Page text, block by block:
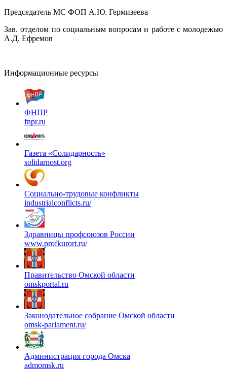
Председатель МС ФОП А.Ю. Гермизеева
Зав. отделом по социальным вопросам и работе с молодежью
А.Д. Ефремов
Информационные ресурсы
ФНПР
fnpr.ru
Газета «Солидарность»
solidarnost.org
Социально-трудовые конфликты
industrialconflicts.ru/
Здравницы профсоюзов России
www.profkurort.ru/
Правительство Омской области
omskportal.ru
Законодательное собрание Омской области
omsk-parlament.ru/
Администрация города Омска
admomsk.ru